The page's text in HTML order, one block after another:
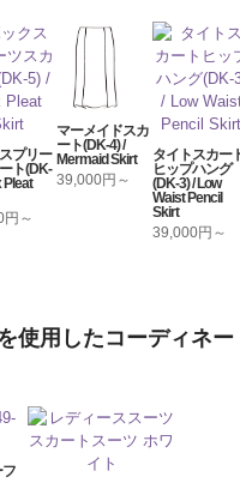
プリー
ト(DK-
Pleat
～
マーメイドスカ
ート(DK-4) /
Mermaid Skirt
39,000円～
タイトスカー
ヒップハング
(DK-3) / Low
Waist Pencil
Skirt
39,000円～
使用したコーディネー
フ